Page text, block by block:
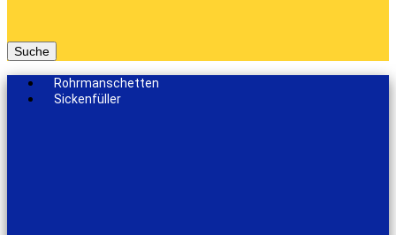
Suche
Rohrmanschetten
Sickenfüller